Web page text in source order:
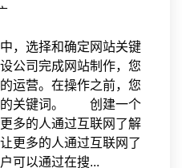
选择和确定网站关键
公司完成网站制作，您
运营。在操作之前，您
的关键词。 创建一个
多的人通过互联网了解
更多的人通过互联网了
可以通过在搜...